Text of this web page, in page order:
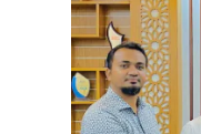
সাক্ষাৎকার